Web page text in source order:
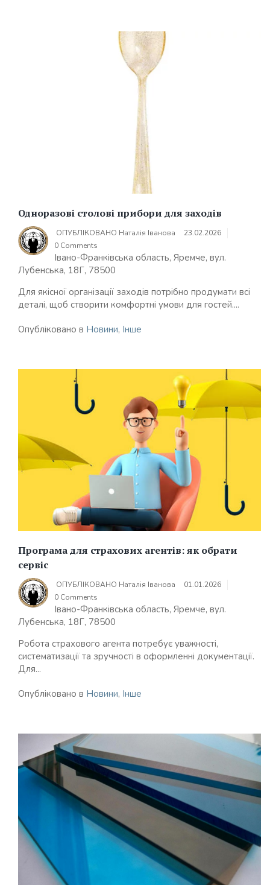
Одноразові столові прибори для заходів
ОПУБЛІКОВАНО Наталія Іванова
23.02.2026
0 Comments
Івано-Франківська область, Яремче, вул.
Лубенська, 18Г, 78500
Для якісної організації заходів потрібно продумати всі
деталі, щоб створити комфортні умови для гостей....
Опубліковано в Новини, Інше
Програма для страхових агентів: як обрати
сервіс
ОПУБЛІКОВАНО Наталія Іванова
01.01.2026
0 Comments
Івано-Франківська область, Яремче, вул.
Лубенська, 18Г, 78500
Робота страхового агента потребує уважності,
систематизації та зручності в оформленні документації.
Для...
Опубліковано в Новини, Інше